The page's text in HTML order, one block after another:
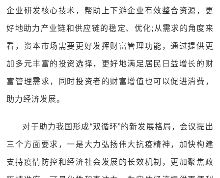
企业研发核心技术，帮助上下游企业有效整合资源，更
好地助力产业链和供应链的稳定、优化;从需求的角度来
看，资本市场需要更好发挥财富管理功能，通过提供更
加多元丰富的投资选择，更好地满足居民日益增长的财
富管理需求，同时投资者的财富增值也可以促进消费，
助力经济发展。
对于助力我国形成“双循环”的新发展格局，会议提出
三个方面要求，一是大力弘扬伟大抗疫精神，加快构建
支持疫情防控和经济社会发展的长效机制，更加聚焦政